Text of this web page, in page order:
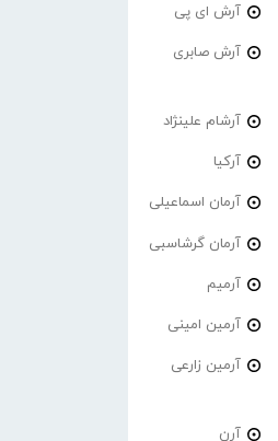
آرش ای پی
آرش صابری
آرشام علینژاد
آرکیا
آرمان اسماعیلی
آرمان گرشاسبی
آرمیم
آرمین امینی
آرمین زارعی
آرن